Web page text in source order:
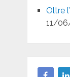
Oltre
11/